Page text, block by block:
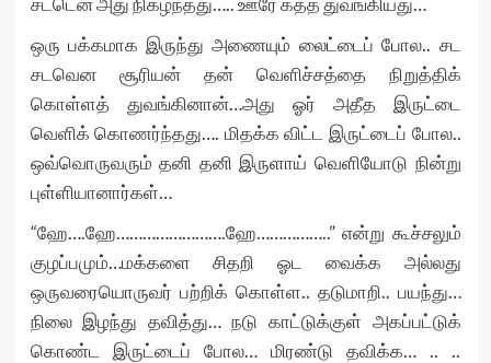
ஒரு பக்கமாக இருந்து அணையும் லைட்டைப் போல.. சட
சடவென சூரியன் தன் வெளிச்சத்தை நிறுத்திக்
கொள்ளத் துவங்கினான்…அது ஓர் அதீத இருட்டை
வெளிக் கொணர்ந்தது…. மிதக்க விட்ட இருட்டைப் போல..
ஒவ்வொருவரும் தனி தனி இருளாய் வெளியோடு நின்று
புள்ளியானார்கள்…
“ஹே….ஹே…………………….ஹே……………..” என்று கூச்சலும்
குழப்பமும்…மக்களை சிதறி ஓட வைக்க அல்லது
ஒருவரையொருவர் பற்றிக் கொள்ள.. தடுமாறி.. பயந்து…
நிலை இழந்து தவித்து… நடு காட்டுக்குள் அகப்பட்டுக்
கொண்ட இருட்டைப் போல… மிரண்டு தவிக்க… .. ..